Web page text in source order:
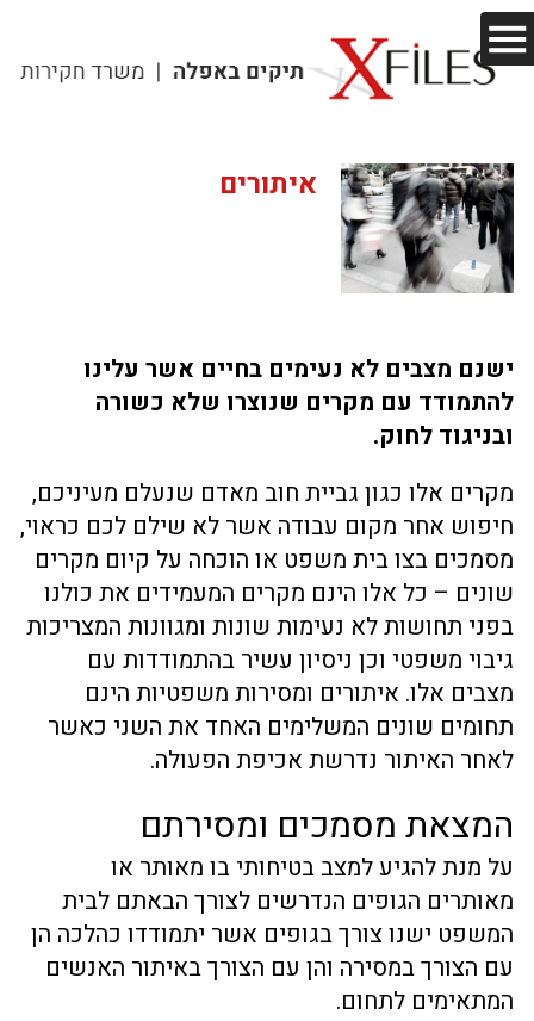
איתורים
ישנם מצבים לא נעימים בחיים אשר עלינו
להתמודד עם מקרים שנוצרו שלא כשורה
ובניגוד לחוק.
מקרים אלו כגון גביית חוב מאדם שנעלם מעיניכם,
חיפוש אחר מקום עבודה אשר לא שילם לכם כראוי,
מסמכים בצו בית משפט או הוכחה על קיום מקרים
שונים – כל אלו הינם מקרים המעמידים את כולנו
בפני תחושות לא נעימות שונות ומגוונות המצריכות
גיבוי משפטי וכן ניסיון עשיר בהתמודדות עם
מצבים אלו. איתורים ומסירות משפטיות הינם
תחומים שונים המשלימים האחד את השני כאשר
לאחר האיתור נדרשת אכיפת הפעולה.
המצאת מסמכים ומסירתם
על מנת להגיע למצב בטיחותי בו מאותר או
מאותרים הגופים הנדרשים לצורך הבאתם לבית
המשפט ישנו צורך בגופים אשר יתמודדו כהלכה הן
עם הצורך במסירה והן עם הצורך באיתור האנשים
המתאימים לתחום.